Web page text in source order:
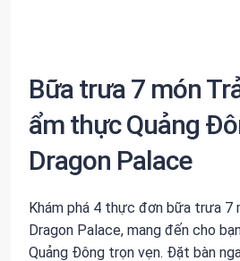
Bữa trưa 7 món
ẩm thực Quảng
Dragon Palace
Khám phá 4 thực đơn bữa trưa 7
Dragon Palace, mang đến cho
Quảng Đông trọn vẹn. Đặt bàn